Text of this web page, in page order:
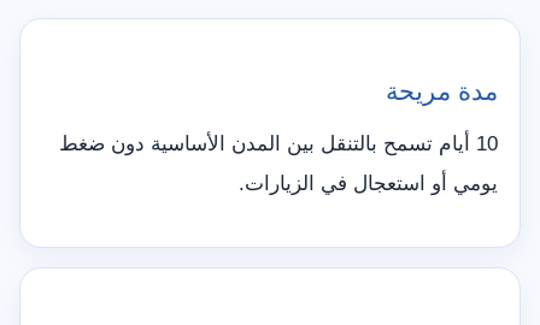
مدة مريحة
10 أيام تسمح بالتنقل بين المدن الأساسية دون ضغط
يومي أو استعجال في الزيارات.